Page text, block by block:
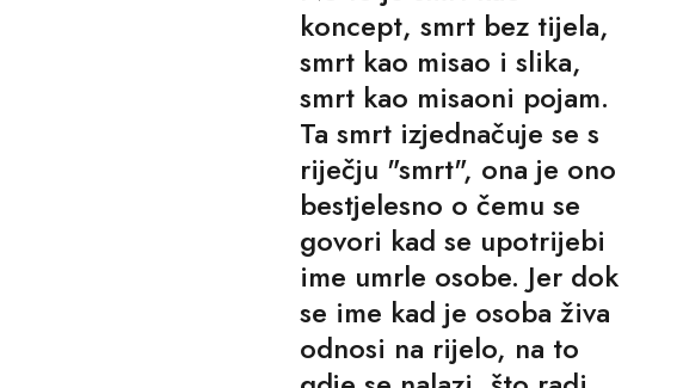
koncept, smrt bez tijela,
smrt kao misao i slika,
smrt kao misaoni pojam.
Ta smrt izjednačuje se s
riječju "smrt", ona je ono
bestjelesno o čemu se
govori kad se upotrijebi
ime umrle osobe. Jer dok
se ime kad je osoba živa
odnosi na rijelo, na to